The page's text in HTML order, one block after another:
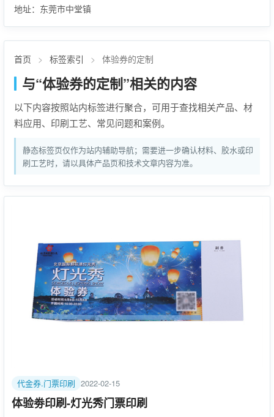
地址：东莞市中堂镇
首页 > 标签索引 > 体验券的定制
与“体验券的定制”相关的内容
以下内容按照站内标签进行聚合，可用于查找相关产品、材
料应用、印刷工艺、常见问题和案例。
静态标签页仅作为站内辅助导航；需要进一步确认材料、胶水或印
刷工艺时，请以具体产品页和技术文章内容为准。
代金券.门票印刷 2022-02-15
体验劵印刷-灯光秀门票印刷